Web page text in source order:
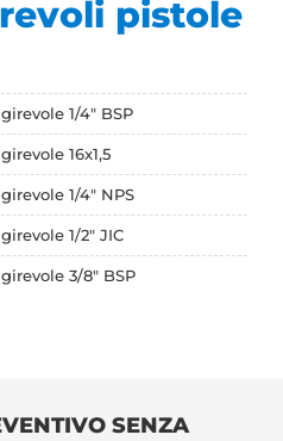
pistole
1/4" BSP
16x1,5
1/4" NPS
1/2" JIC
3/8" BSP
SENZA